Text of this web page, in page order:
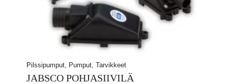
Pilssipumput, Pumput, Tarvikkeet
JABSCO POHJASIIVILÄ